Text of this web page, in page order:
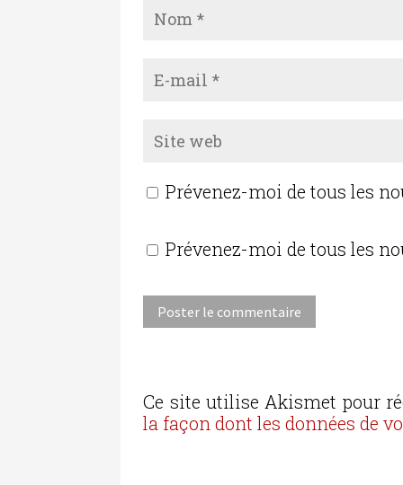
Prévenez-moi de tous les
Prévenez-moi de tous les
Ce site utilise Akismet pour
la façon dont les données de